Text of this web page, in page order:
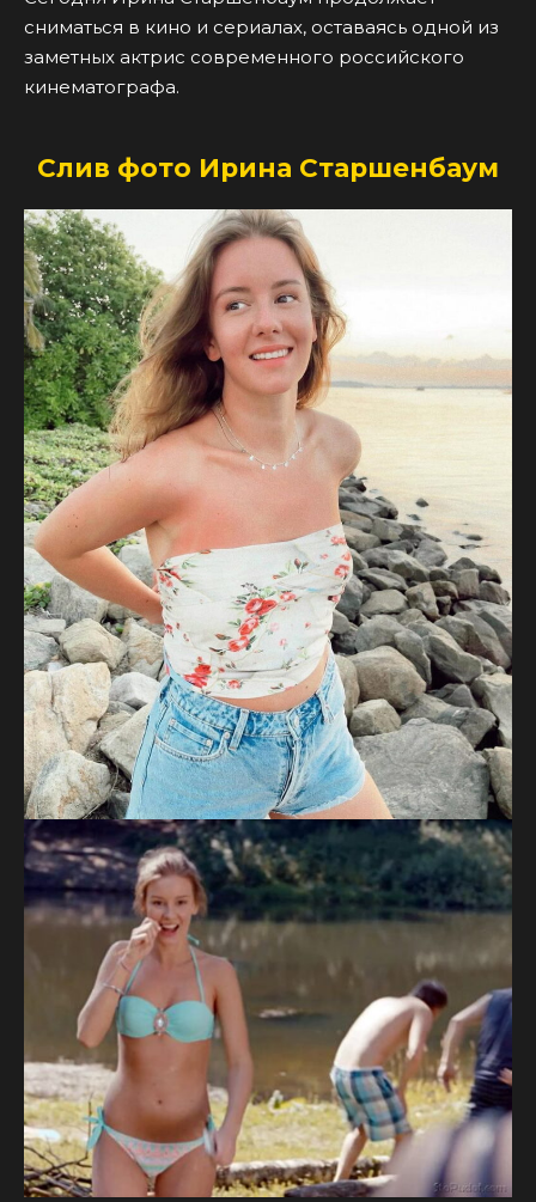
сниматься в кино и сериалах, оставаясь одной из
заметных актрис современного российского
кинематографа.
Слив фото Ирина Старшенбаум